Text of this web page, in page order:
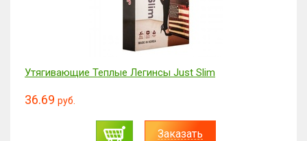
Утягивающие Теплые Легинсы Just Slim
36.69 руб.
Заказать